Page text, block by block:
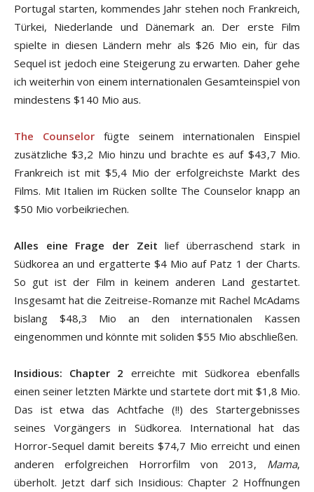
Portugal starten, kommendes Jahr stehen noch Frankreich,
Türkei, Niederlande und Dänemark an. Der erste Film
spielte in diesen Ländern mehr als $26 Mio ein, für das
Sequel ist jedoch eine Steigerung zu erwarten. Daher gehe
ich weiterhin von einem internationalen Gesamteinspiel von
mindestens $140 Mio aus.
The Counselor fügte seinem internationalen Einspiel
zusätzliche $3,2 Mio hinzu und brachte es auf $43,7 Mio.
Frankreich ist mit $5,4 Mio der erfolgreichste Markt des
Films. Mit Italien im Rücken sollte The Counselor knapp an
$50 Mio vorbeikriechen.
Alles eine Frage der Zeit lief überraschend stark in
Südkorea an und ergatterte $4 Mio auf Patz 1 der Charts.
So gut ist der Film in keinem anderen Land gestartet.
Insgesamt hat die Zeitreise-Romanze mit Rachel McAdams
bislang $48,3 Mio an den internationalen Kassen
eingenommen und könnte mit soliden $55 Mio abschließen.
Insidious: Chapter 2 erreichte mit Südkorea ebenfalls
einen seiner letzten Märkte und startete dort mit $1,8 Mio.
Das ist etwa das Achtfache (!!) des Startergebnisses
seines Vorgängers in Südkorea. International hat das
Horror-Sequel damit bereits $74,7 Mio erreicht und einen
anderen erfolgreichen Horrorfilm von 2013, Mama,
überholt. Jetzt darf sich Insidious: Chapter 2 Hoffnungen